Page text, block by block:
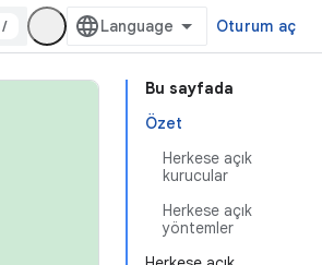
/ Oturum aç
Bu sayfada
Özet
Herkese açık
kurucular
Herkese açık
yöntemler